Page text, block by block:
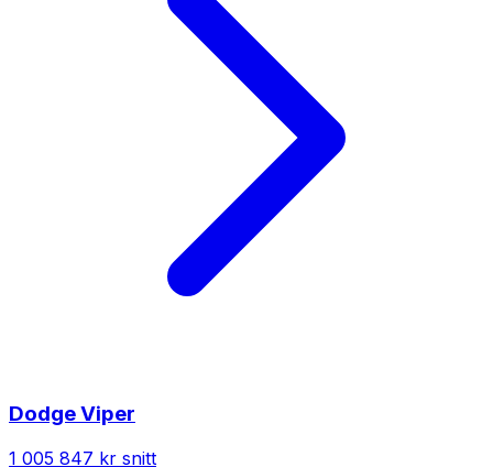
DodgeViper
1 005 847 kr snitt